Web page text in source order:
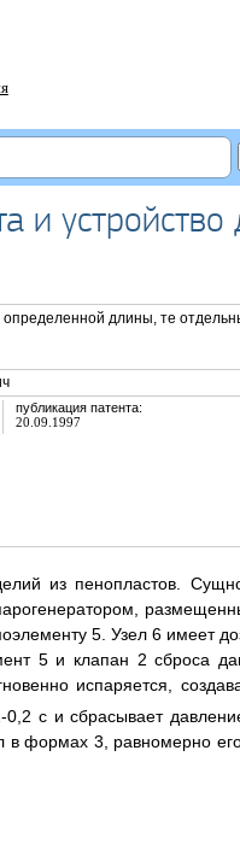
и устройство
длины, те
публикация патента:
20.09.1997
из пенопластов.
5. Узел 6 имеет
5 и клапан 2 сброса
испаряется,
с и сбрасывает
в формах 3, равномерно